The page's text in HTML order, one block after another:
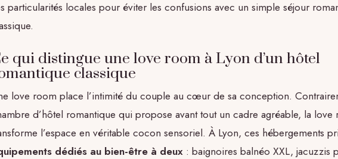
particularités locales pour éviter les confusions avec un simple séjour
qui distingue une love room à Lyon d’un hôtel
classique
love room place l’intimité du couple au cœur de sa conception.
d’hôtel romantique qui propose avant tout un cadre agréable, la love
l’espace en véritable cocon sensoriel. À Lyon, ces hébergements
dédiés au bien-être à deux : baignoires balnéo XXL, jacuzzis